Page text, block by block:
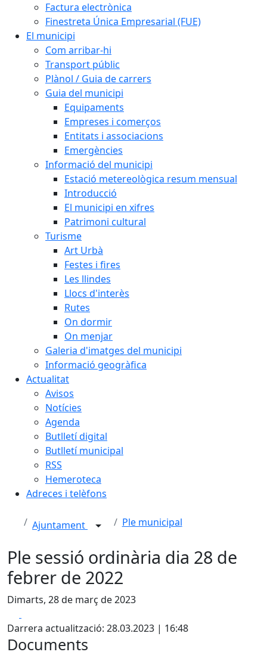
Factura electrònica
Finestreta Única Empresarial (FUE)
El municipi
Com arribar-hi
Transport públic
Plànol / Guia de carrers
Guia del municipi
Equipaments
Empreses i comerços
Entitats i associacions
Emergències
Informació del municipi
Estació metereològica resum mensual
Introducció
El municipi en xifres
Patrimoni cultural
Turisme
Art Urbà
Festes i fires
Les llindes
Llocs d'interès
Rutes
On dormir
On menjar
Galeria d'imatges del municipi
Informació geogràfica
Actualitat
Avisos
Notícies
Agenda
Butlletí digital
Butlletí municipal
RSS
Hemeroteca
Adreces i telèfons
Ajuntament Ple municipal
Ple sessió ordinària dia 28 de
febrer de 2022
Dimarts, 28 de març de 2023
Darrera actualització: 28.03.2023 | 16:48
Documents